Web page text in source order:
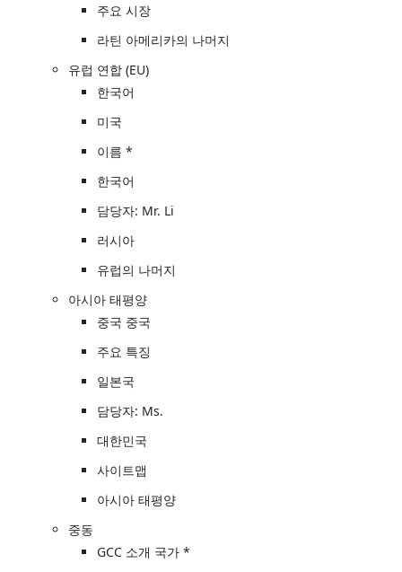
주요 시장
라틴 아메리카의 나머지
유럽 연합 (EU)
한국어
미국
이름 *
한국어
담당자: Mr. Li
러시아
유럽의 나머지
아시아 태평양
중국 중국
주요 특징
일본국
담당자: Ms.
대한민국
사이트맵
아시아 태평양
중동
GCC 소개 국가 *